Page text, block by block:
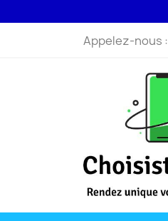
Appelez-nous :